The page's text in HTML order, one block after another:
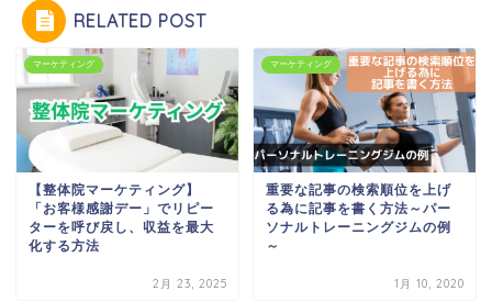
RELATED POST
マーケティング
【整体院マーケティング】
「お客様感謝デー」でリピー
ターを呼び戻し、収益を最大
化する方法
2月 23, 2025
マーケティング
重要な記事の検索順位を上げ
る為に記事を書く方法～パー
ソナルトレーニングジムの例
～
1月 10, 2020